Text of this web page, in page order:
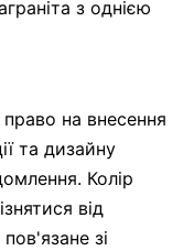
з однією
на внесення
та дизайну
Колір
від
зі